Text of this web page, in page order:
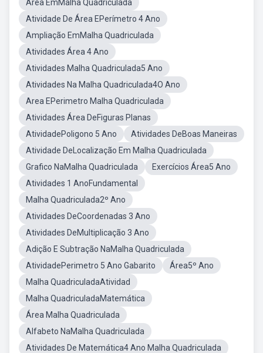
Área EmMalha Quadriculada
Atividade De Área EPerímetro 4 Ano
Ampliação EmMalha Quadriculada
Atividades Área 4 Ano
Atividades Malha Quadriculada5 Ano
Atividades Na Malha Quadriculada4O Ano
Area EPerimetro Malha Quadriculada
Atividades Área DeFiguras Planas
AtividadePoligono 5 Ano
Atividades DeBoas Maneiras
Atividade DeLocalização Em Malha Quadriculada
Grafico NaMalha Quadriculada
Exercícios Área5 Ano
Atividades 1 AnoFundamental
Malha Quadriculada2º Ano
Atividades DeCoordenadas 3 Ano
Atividades DeMultiplicação 3 Ano
Adição E Subtração NaMalha Quadriculada
AtividadePerimetro 5 Ano Gabarito
Área5º Ano
Malha QuadriculadaAtividad
Malha QuadriculadaMatemática
Área Malha Quadriculada
Alfabeto NaMalha Quadriculada
Atividades De Matemática4 Ano Malha Quadriculada